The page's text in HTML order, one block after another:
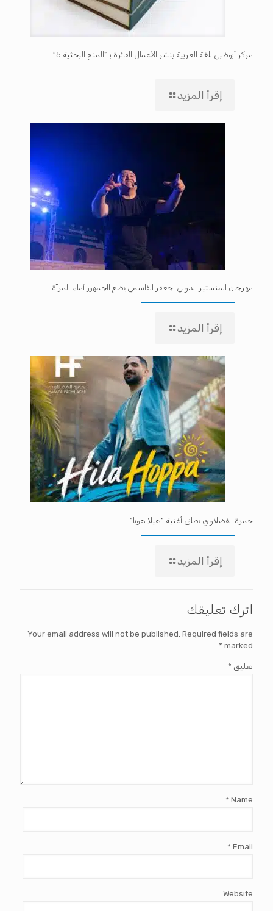
مركز أبوظبي للغة العربية ينشر الأعمال الفائزة بـ”المنح البحثية 5″
إقرأ المزيد
مهرجان المنستير الدولي: جعفر القاسمي يضع الجمهور أمام المرآة
إقرأ المزيد
حمزة الفضلاوي يطلق أغنية “هيلا هوبا”
إقرأ المزيد
اترك تعليقك
Your email address will not be published. Required fields are
marked
*
تعليق *
Name
*
Email
*
Website